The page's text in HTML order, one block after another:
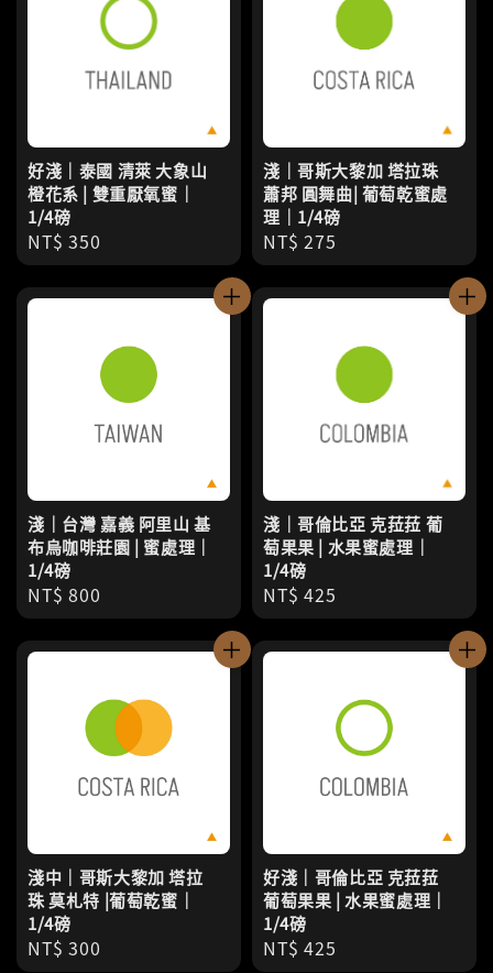
好淺｜泰國 清萊 大象山
橙花系 | 雙重厭氧蜜｜
1/4磅
Regular
price
NT$ 350
淺｜哥斯大黎加 塔拉珠
蕭邦 圓舞曲| 葡萄乾蜜處
理｜1/4磅
Regular
price
NT$ 275
淺｜台灣 嘉義 阿里山 基
布烏咖啡莊園 | 蜜處理｜
1/4磅
Regular
price
NT$ 800
淺｜哥倫比亞 克菈菈 葡
萄果果 | 水果蜜處理｜
1/4磅
Regular
price
NT$ 425
淺中｜哥斯大黎加 塔拉
珠 莫札特 |葡萄乾蜜｜
1/4磅
Regular
NT$ 300
好淺｜哥倫比亞 克菈菈
葡萄果果 | 水果蜜處理｜
1/4磅
Regular
NT$ 425